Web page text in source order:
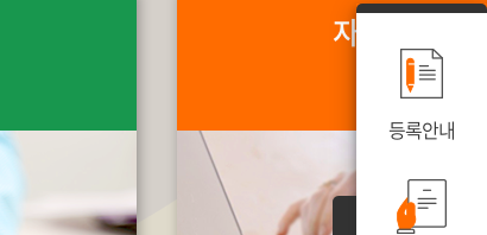
자료실
등록안내